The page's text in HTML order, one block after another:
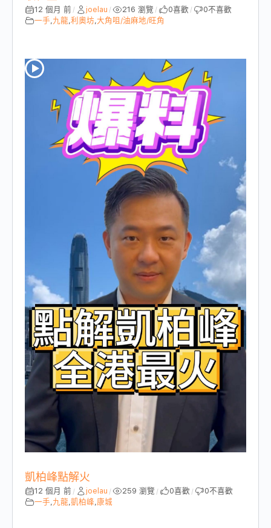
12 個月 前 / joelau / 216 瀏覽 / 0喜歡 / 0不喜歡
一手 九龍 利奧坊 大角咀/油麻地/旺角
凱柏峰點解火
12 個月 前 / joelau / 259 瀏覽 / 0喜歡 / 0不喜歡
一手,九龍,凱柏峰,康城